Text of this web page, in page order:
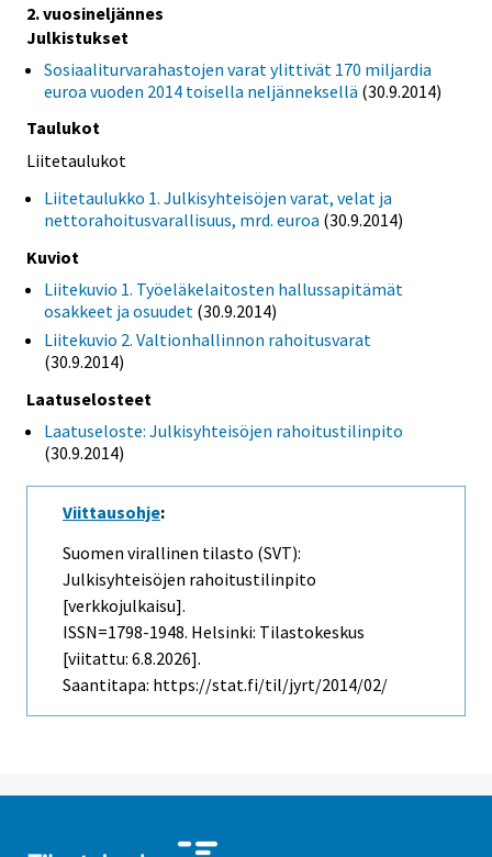
2. vuosineljännes
Julkistukset
Sosiaaliturvarahastojen varat ylittivät 170 miljardia
euroa vuoden 2014 toisella neljänneksellä (30.9.2014)
Taulukot
Liitetaulukot
Liitetaulukko 1. Julkisyhteisöjen varat, velat ja
nettorahoitusvarallisuus, mrd. euroa (30.9.2014)
Kuviot
Liitekuvio 1. Työeläkelaitosten hallussapitämät
osakkeet ja osuudet (30.9.2014)
Liitekuvio 2. Valtionhallinnon rahoitusvarat
(30.9.2014)
Laatuselosteet
Laatuseloste: Julkisyhteisöjen rahoitustilinpito
(30.9.2014)
Viittausohje:
Suomen virallinen tilasto (SVT):
Julkisyhteisöjen rahoitustilinpito
[verkkojulkaisu].
ISSN=1798-1948. Helsinki: Tilastokeskus
[viitattu: 6.8.2026].
Saantitapa: https://stat.fi/til/jyrt/2014/02/